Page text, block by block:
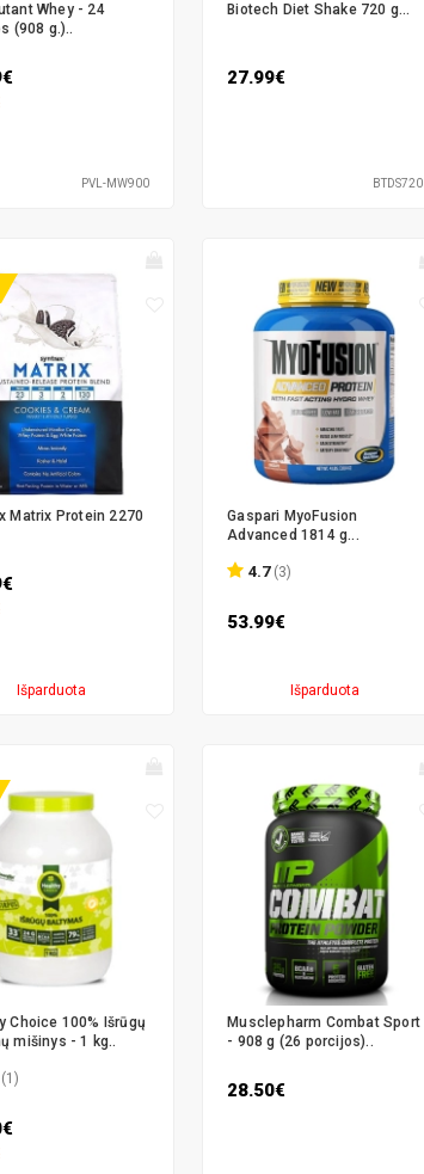
Whey - 24
(908 g.)..
PVL-MW900
Biotech Diet Shake 720 g...
27.99€
BTDS720
Matrix Protein 2270
Išparduota
Gaspari MyoFusion
Advanced 1814 g...
4.7 (3)
53.99€
Išparduota
Choice 100% Išrūgų
mišinys - 1 kg..
(1)
Musclepharm Combat Sport
- 908 g (26 porcijos)..
28.50€